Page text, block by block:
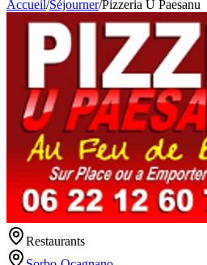
Accueil/Séjourner/Pizzeria U Paesanu
Restaurants